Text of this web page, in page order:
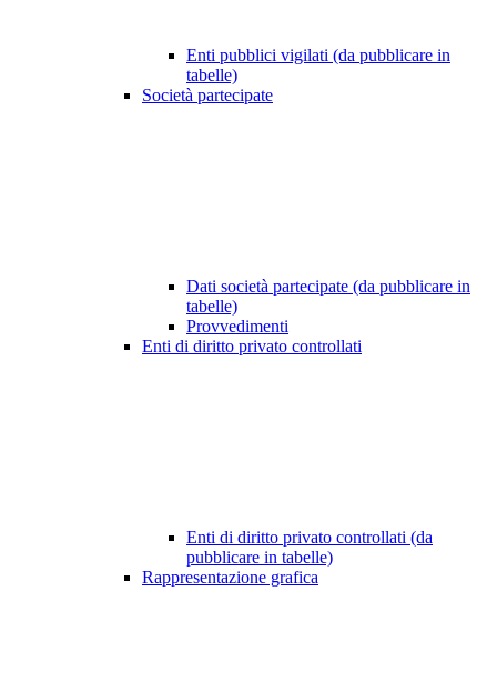
Enti pubblici vigilati (da pubblicare in
tabelle)
Società partecipate
Dati società partecipate (da pubblicare in
tabelle)
Provvedimenti
Enti di diritto privato controllati
Enti di diritto privato controllati (da
pubblicare in tabelle)
Rappresentazione grafica